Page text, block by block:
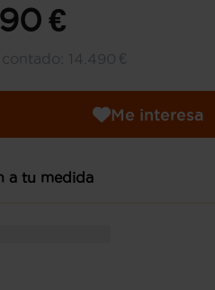
€
14.490 €
Me interesa
a tu medida